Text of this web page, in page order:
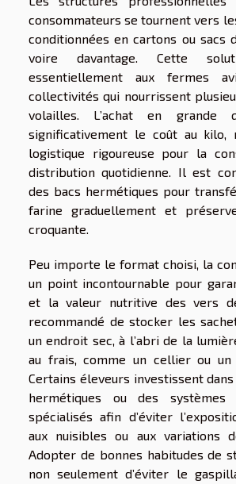
consommateurs se tournent vers
conditionnées en cartons ou sacs
voire davantage. Cette
essentiellement aux fermes
collectivités qui nourrissent
volailles. L’achat en grande
significativement le coût au kilo,
logistique rigoureuse pour la
distribution quotidienne. Il est
des bacs hermétiques pour
farine graduellement et
croquante.
Peu importe le format choisi, la
un point incontournable pour
et la valeur nutritive des vers
recommandé de stocker les
un endroit sec, à l’abri de la
au frais, comme un cellier ou un
Certains éleveurs investissent
hermétiques ou des systèmes
spécialisés afin d’éviter
aux nuisibles ou aux variations
Adopter de bonnes habitudes de
non seulement d’éviter le